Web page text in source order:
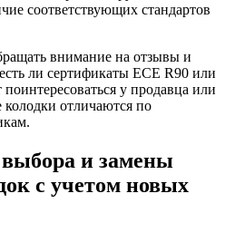
соответствующих стандартов
внимание на отзывы и
ли сертификаты ECE R90 или
у продавца или
отличаются по
и замены
с учетом новых